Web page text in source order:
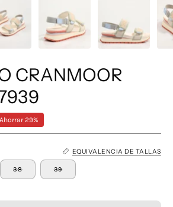
CRANMOOR
Ahorrar29%
EQUIVALENCIA DE TALLAS
38 39